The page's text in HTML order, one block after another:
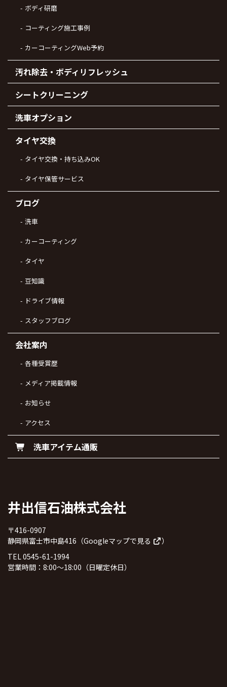
ボディ研磨
コーティング施工事例
カーコーティングWeb予約
汚れ除去・ボディリフレッシュ
シートクリーニング
洗車オプション
タイヤ交換
タイヤ交換・持ち込みOK
タイヤ保管サービス
ブログ
洗車
カーコーティング
タイヤ
豆知識
ドライブ情報
スタッフブログ
会社案内
各種受賞歴
メディア掲載情報
お知らせ
アクセス
洗車アイテム通販
井出信石油株式会社
〒416-0907
静岡県富士市中島416（Googleマップで見る
）
TEL 0545-61-1994
営業時間：8:00～18:00（日曜定休日）